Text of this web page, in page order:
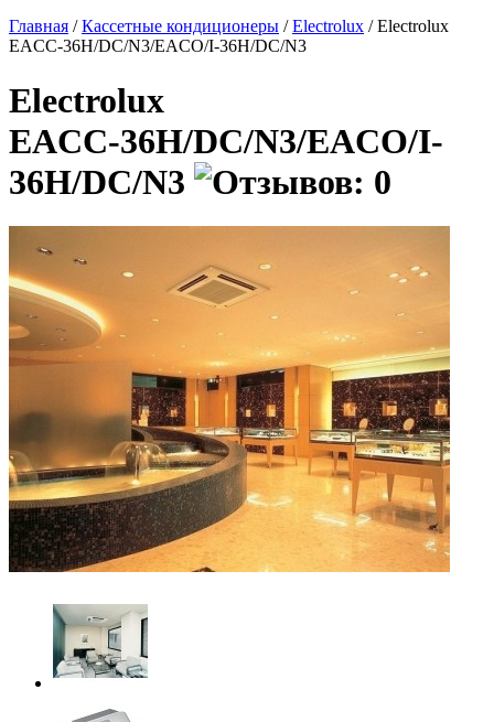
Главная /Кассетные кондиционеры /Electrolux / Electrolux
EACС-36H/DC/N3/EACO/I-36H/DC/N3
Electrolux
EACС-36H/DC/N3/EACO/I-
36H/DC/N3